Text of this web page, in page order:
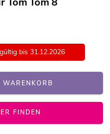
bis 31.12.2026
WARENKORB
FINDEN